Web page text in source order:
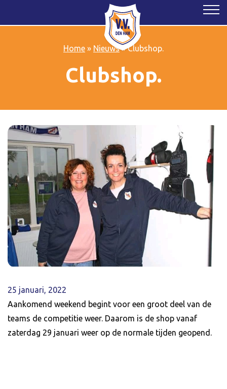
Home» Nieuws»Clubshop.
Clubshop.
25 januari, 2022
Aankomend weekend begint voor een groot deel van de
teams de competitie weer. Daarom is de shop vanaf
zaterdag 29 januari weer op de normale tijden geopend.